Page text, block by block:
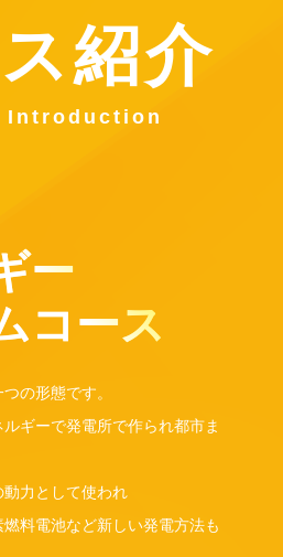
紹介
Introduction
ーシステ
の形態です。
ギーで発電所で作られ都市ま
力として使われ
料電池など新しい発電方法も